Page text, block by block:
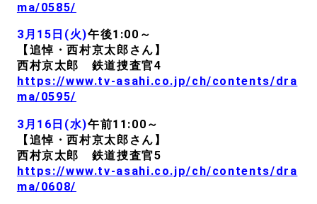
ma/0585/
3月15日(火)午後1:00～
【追悼・西村京太郎さん】
西村京太郎 鉄道捜査官4
https://www.tv-asahi.co.jp/ch/contents/dra
ma/0595/
3月16日(水)午前11:00～
【追悼・西村京太郎さん】
西村京太郎 鉄道捜査官5
https://www.tv-asahi.co.jp/ch/contents/dra
ma/0608/